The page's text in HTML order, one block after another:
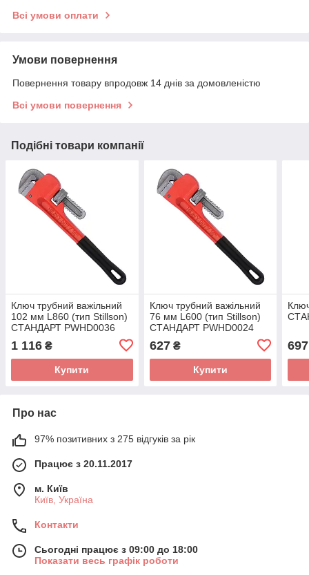
Всі умови оплати
Умови повернення
Повернення товару впродовж 14 днів за домовленістю
Всі умови повернення
Подібні товари компанії
Ключ трубний важільний
102 мм L860 (тип Stillson)
СТАНДАРТ PWHD0036
1 116 ₴
Купити
Ключ трубний важільний
76 мм L600 (тип Stillson)
СТАНДАРТ PWHD0024
627₴
Купити
697
Про нас
97% позитивних з 275 відгуків за рік
Працює з 20.11.2017
м. Київ
Київ, Україна
Контакти
Сьогодні працює з 09:00 до 18:00
Показати весь графік роботи